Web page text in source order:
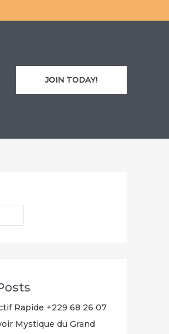
JOIN TODAY!
Rapide +229 68 26 07
Mystique du Grand